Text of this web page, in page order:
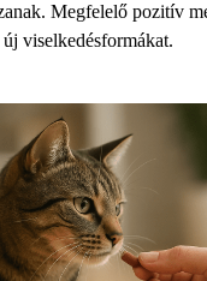
Megfelelő pozitív
viselkedésformákat.